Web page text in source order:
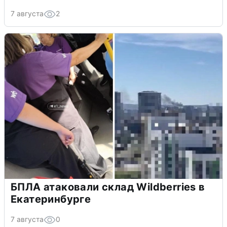
7 августа 2
БПЛА атаковали склад Wildberries в
Екатеринбурге
7 августа 0